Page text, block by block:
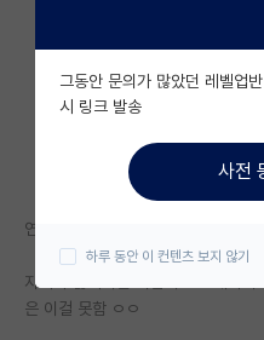
자유 게시판(아무개랩)
미국 유학 게시판
미국 대학원 합격 후기 게
대학원생 모집 게시판
연구실(PI) 홍보 게시판
연구든 직장생활이던 다른 사람들과
자기가 싫어하는 사람하고도 대화
은 이걸 못함 ㅇㅇ
그동안 문의가 많았던 레벨업
시 링크 발송
사전
하루 동안 이 컨텐츠 보지 않기